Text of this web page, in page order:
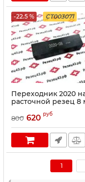
-22.5 % CT003071
Переходник 2020
расточной резец 8
800 620 руб
1